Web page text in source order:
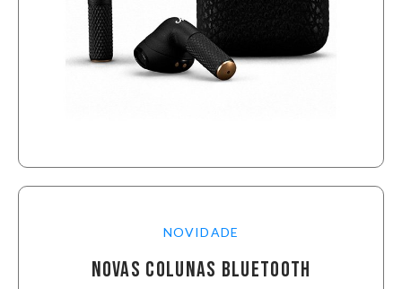
NOVIDADE
NOVAS COLUNAS BLUETOOTH